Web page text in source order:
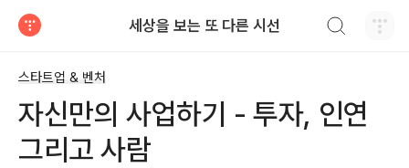
세상을 보는 또 다른 시선
스타트업 & 벤처
자신만의 사업하기 - 투자, 인연
그리고 사람